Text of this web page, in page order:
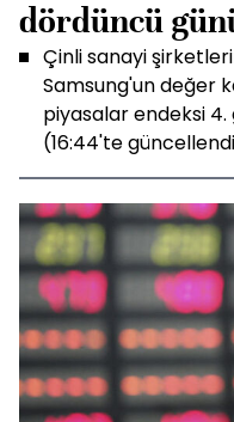
dördüncü
Çinli sanayi
Samsung'un değer
piyasalar endeksi
(16:44'te